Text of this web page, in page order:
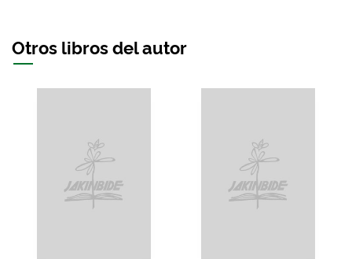
Otros libros del autor